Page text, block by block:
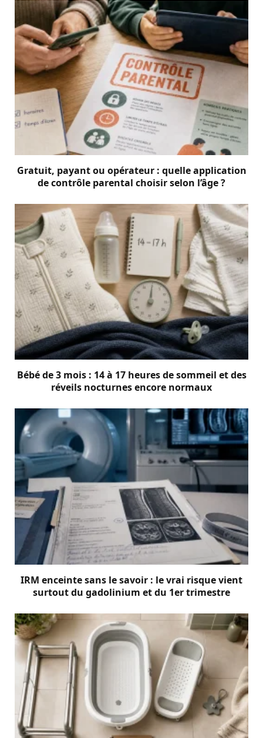
Gratuit, payant ou opérateur : quelle application
de contrôle parental choisir selon l’âge ?
Bébé de 3 mois : 14 à 17 heures de sommeil et des
réveils nocturnes encore normaux
IRM enceinte sans le savoir : le vrai risque vient
surtout du gadolinium et du 1er trimestre